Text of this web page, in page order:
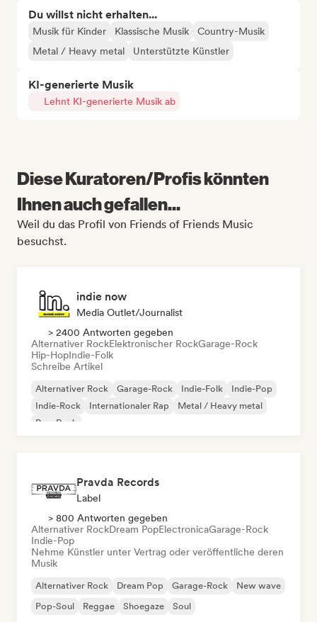
Du willst nicht erhalten...
Musik für Kinder Klassische Musik
Country-Musik
Metal / Heavy metal
Unterstützte Künstler
KI-generierte Musik
Lehnt KI-generierte Musik ab
Diese Kuratoren/Profis könnten
Ihnen auch gefallen...
Weil du das Profil von Friends of Friends Music
besuchst.
indie now
Media Outlet/Journalist
> 2400 Antworten gegeben
Alternativer RockElektronischer RockGarage-Rock
Hip-HopIndie-Folk
Schreibe Artikel
Alternativer Rock Garage-Rock Indie-Folk
Indie-Pop
Indie-Rock
Internationaler Rap
Metal / Heavy metal
Pop-Rock
Pravda Records
Label
> 800 Antworten gegeben
Alternativer RockDream PopElectronicaGarage-Rock
Indie-Pop
Nehme Künstler unter Vertrag oder veröffentliche deren
Musik
Alternativer Rock Dream Pop Garage-Rock
New wave
Pop-Soul
Reggae Shoegaze Soul